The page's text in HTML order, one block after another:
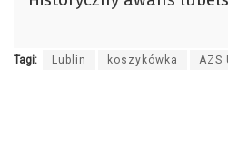
dźwiękowych
Tagi: Lublin koszykówka AZS